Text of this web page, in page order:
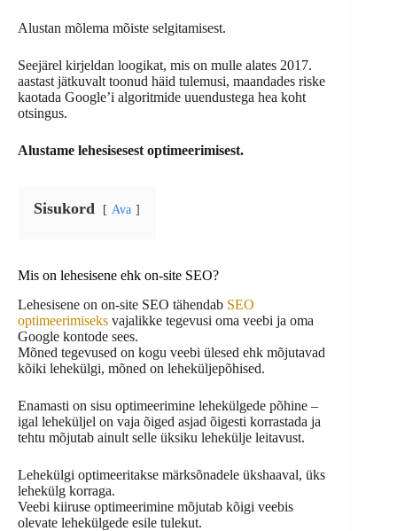
Alustan mõlema mõiste selgitamisest.
Seejärel kirjeldan loogikat, mis on mulle alates 2017.
aastast jätkuvalt toonud häid tulemusi, maandades riske
kaotada Google’i algoritmide uuendustega hea koht
otsingus.
Alustame lehesisesest optimeerimisest.
Sisukord Ava
Mis on lehesisene ehk on-site SEO?
Lehesisene on on-site SEO tähendab SEO
optimeerimiseks vajalikke tegevusi oma veebi ja oma
Google kontode sees.
Mõned tegevused on kogu veebi ülesed ehk mõjutavad
kõiki lehekülgi, mõned on leheküljepõhised.
Enamasti on sisu optimeerimine lehekülgede põhine –
igal leheküljel on vaja õiged asjad õigesti korrastada ja
tehtu mõjutab ainult selle üksiku lehekülje leitavust.
Lehekülgi optimeeritakse märksõnadele ükshaaval, üks
lehekülg korraga.
Veebi kiiruse optimeerimine mõjutab kõigi veebis
olevate lehekülgede esile tulekut.